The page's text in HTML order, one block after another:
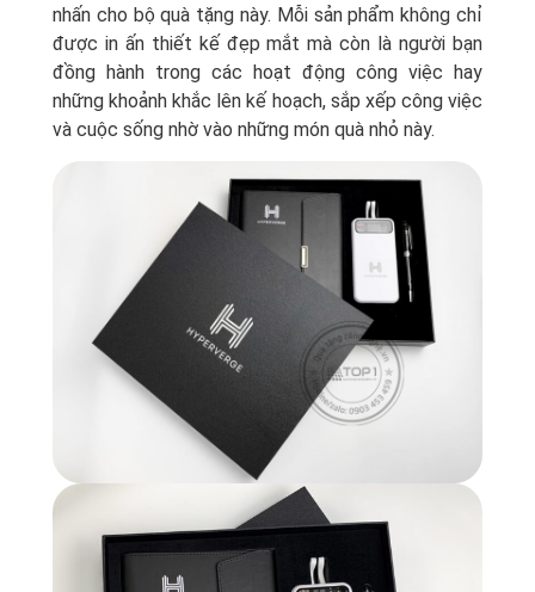
nhấn cho bộ quà tặng này. Mỗi sản phẩm không chỉ
được in ấn thiết kế đẹp mắt mà còn là người bạn
đồng hành trong các hoạt động công việc hay
những khoảnh khắc lên kế hoạch, sắp xếp công việc
và cuộc sống nhờ vào những món quà nhỏ này.